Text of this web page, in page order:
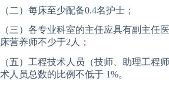
（二）每床至少配备0.4名护士；
（三）各专业科室的主任应具有副主任
床营养师不少于2人；
（五）工程技术人员（技师、助理工程
术人员总数的比例不低于 1%。